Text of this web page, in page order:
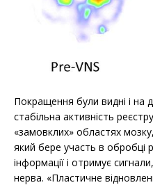
Покращення були видні і на
стабільна активність
«замовклих» областях
який бере участь в обробці
інформації і отримує
нерва. «Пластичне